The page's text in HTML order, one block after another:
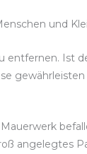
und
entfernen. Ist
angelegtes